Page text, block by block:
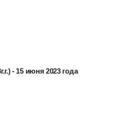
- 15 июня 2023 года